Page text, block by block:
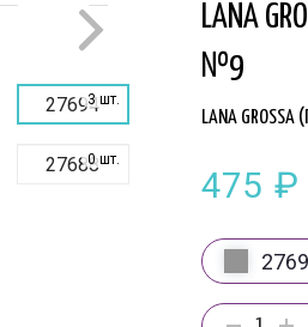
3 шт.
27694
0 шт.
27688
LANA
№9
LANA GROSSA
475 ₽